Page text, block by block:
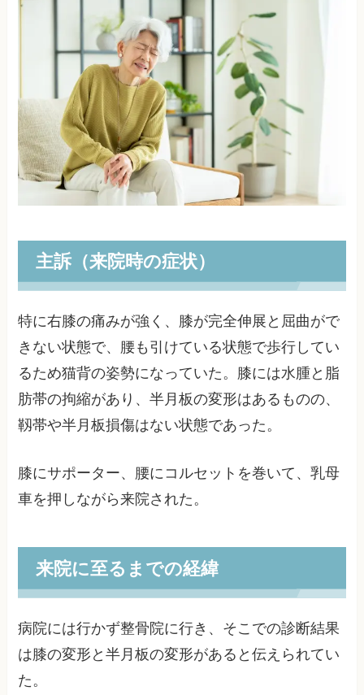
主訴（来院時の症状）
特に右膝の痛みが強く、膝が完全伸展と屈曲がで
きない状態で、腰も引けている状態で歩行してい
るため猫背の姿勢になっていた。膝には水腫と脂
肪帯の拘縮があり、半月板の変形はあるものの、
靱帯や半月板損傷はない状態であった。
膝にサポーター、腰にコルセットを巻いて、乳母
車を押しながら来院された。
来院に至るまでの経緯
病院には行かず整骨院に行き、そこでの診断結果
は膝の変形と半月板の変形があると伝えられてい
た。